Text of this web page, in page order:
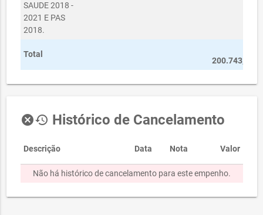
SAUDE 2018 -
2021 E PAS
2018.
Total
200.743,08
cancelhistory Histórico de Cancelamento
Descrição Data Nota Valor
Não há histórico de cancelamento para este empenho.